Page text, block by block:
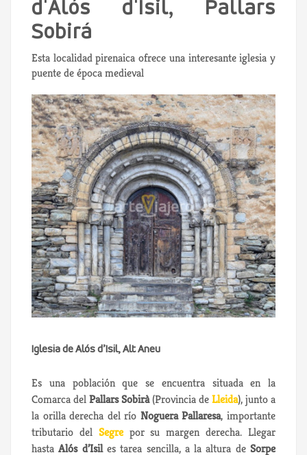
d'Alós d'Isil, Pallars
Sobirá
Esta localidad pirenaica ofrece una interesante iglesia y
puente de época medieval
Iglesia de Alós d’Isil, Alt Aneu
Es una población que se encuentra situada en la
Comarca delPallars Sobirà(Provincia deLleida), junto a
la orilla derecha del río Noguera Pallaresa, importante
tributario del Segrepor su margen derecha. Llegar
hastaAlós d’Isiles tarea sencilla, a la altura deSorpe